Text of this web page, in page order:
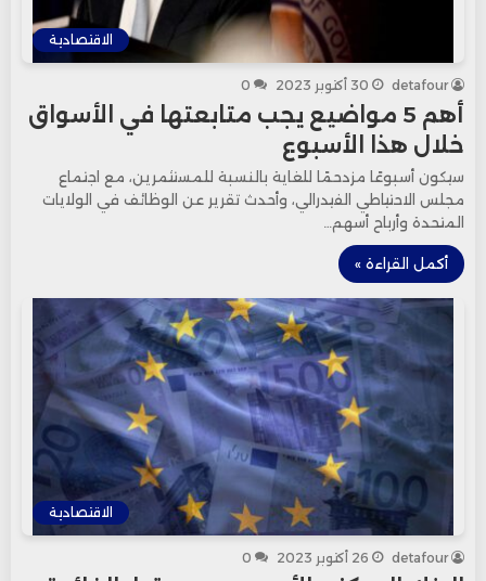
الاقتصادية
detafour 30 أكتوبر 2023 0
أهم 5 مواضيع يجب متابعتها في الأسواق
خلال هذا الأسبوع
سيكون أسبوعًا مزدحمًا للغاية بالنسبة للمستثمرين، مع اجتماع
مجلس الاحتياطي الفيدرالي، وأحدث تقرير عن الوظائف في الولايات
المتحدة وأرباح أسهم…
أكمل القراءة »
الاقتصادية
detafour 26 أكتوبر 2023 0